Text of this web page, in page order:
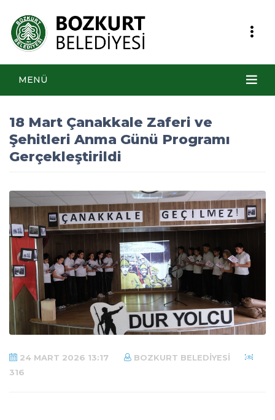
MENÜ
18 Mart Çanakkale Zaferi ve
Şehitleri Anma Günü Programı
Gerçekleştirildi
24 MART 2026 13:17
BOZKURT BELEDIYESI
316